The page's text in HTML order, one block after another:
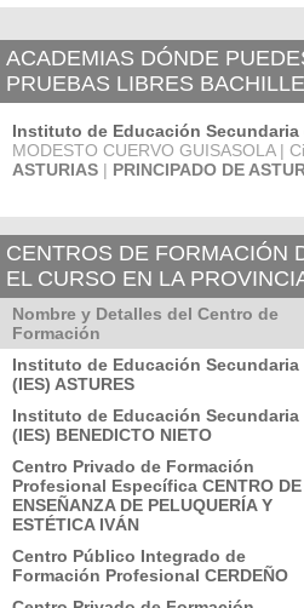
ACADEMIAS DÓNDE
PRUEBAS LIBRES
Instituto de Educación Secundaria
MODESTO CUERVO GUISASOLA |
ASTURIAS | PRINCIPADO DE
CENTROS DE FORMACIÓN
EL CURSO EN LA
Nombre y Detalles del Centro de
Formación
Instituto de Educación Secundaria
(IES) ASTURES
Instituto de Educación Secundaria
(IES) BENEDICTO NIETO
Centro Privado de Formación
Profesional Específica CENTRO DE
ENSEÑANZA DE PELUQUERÍA Y
ESTÉTICA IVÁN
Centro Público Integrado de
Formación Profesional CERDEÑO